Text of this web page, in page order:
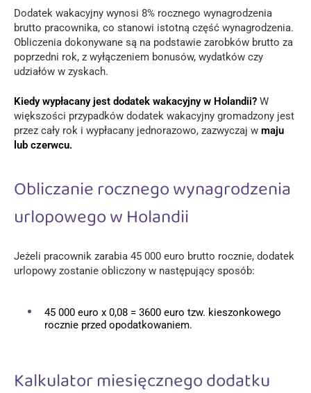
Dodatek wakacyjny wynosi 8% rocznego wynagrodzenia
brutto pracownika, co stanowi istotną część wynagrodzenia.
Obliczenia dokonywane są na podstawie zarobków brutto za
poprzedni rok, z wyłączeniem bonusów, wydatków czy
udziałów w zyskach.
Kiedy wypłacany jest dodatek wakacyjny w Holandii? W
większości przypadków dodatek wakacyjny gromadzony jest
przez cały rok i wypłacany jednorazowo, zazwyczaj w maju
lub czerwcu.
Obliczanie rocznego wynagrodzenia
urlopowego w Holandii
Jeżeli pracownik zarabia 45 000 euro brutto rocznie, dodatek
urlopowy zostanie obliczony w następujący sposób:
45 000 euro x 0,08 = 3600 euro tzw. kieszonkowego
rocznie przed opodatkowaniem.
Kalkulator miesięcznego dodatku